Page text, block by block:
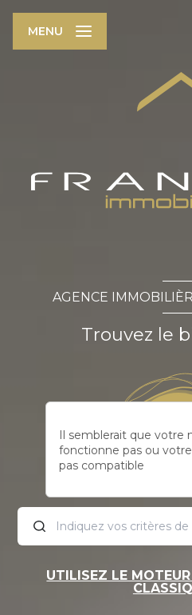
MENU
AGENCE
Trouvez le
Il semblerait que votre
fonctionne pas ou
pas compatible
UTILISEZ LE MOTEUR